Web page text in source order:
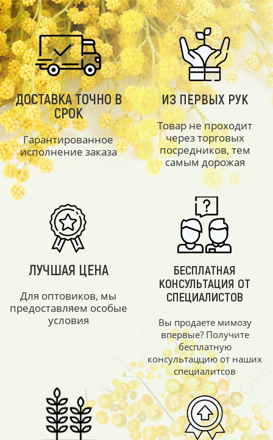
ДОСТАВКА ТОЧНО В
СРОК
Гарантированное
исполнение заказа
ИЗ ПЕРВЫХ РУК
Товар не проходит
через торговых
посредников, тем
самым дорожая
ЛУЧШАЯ ЦЕНА
Для оптовиков, мы
предоставляем особые
условия
БЕСПЛАТНАЯ
КОНСУЛЬТАЦИЯ ОТ
СПЕЦИАЛИСТОВ
Вы продаете мимозу
впервые? Получите
бесплатную
консультаццию от наших
специалитсов